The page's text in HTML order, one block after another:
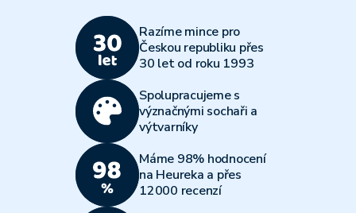
Razíme mince pro
Českou republiku přes
30 let od roku 1993
Spolupracujeme s
význačnými sochaři a
výtvarníky
Máme 98% hodnocení
na Heureka a přes
12000 recenzí